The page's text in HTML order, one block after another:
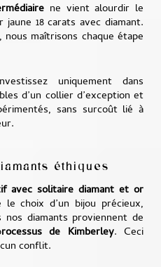
ne vient alourdir le
18 carats avec diamant.
maîtrisons chaque étape
uniquement dans
d’un collier d’exception et
sans surcoût lié à
éthiques
avec solitaire diamant et or
le choix d’un bijou précieux,
nos diamants proviennent de
rocessus de Kimberley. Ceci
conflit.